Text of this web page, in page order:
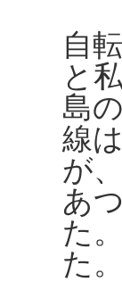
自
と
島
線
が
あ
た
た。